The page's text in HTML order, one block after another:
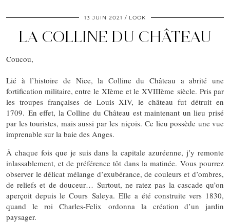
13 JUIN 2021 LOOK
LA COLLINE DU CHÂTEAU
Coucou,
Lié à l’histoire de Nice, la Colline du Château a abrité une
fortification militaire, entre le XIème et le XVIIIème siècle. Pris par
les troupes françaises de Louis XIV, le château fut détruit en
1709. En effet, la Colline du Château est maintenant un lieu prisé
par les touristes, mais aussi par les niçois. Ce lieu possède une vue
imprenable sur la baie des Anges.
À chaque fois que je suis dans la capitale azuréenne, j’y remonte
inlassablement, et de préférence tôt dans la matinée. Vous pourrez
observer le délicat mélange d’exubérance, de couleurs et d’ombres,
de reliefs et de douceur… Surtout, ne ratez pas la cascade qu’on
aperçoit depuis le Cours Saleya. Elle a été construite vers 1830,
quand le roi Charles-Felix ordonna la création d’un jardin
paysager.